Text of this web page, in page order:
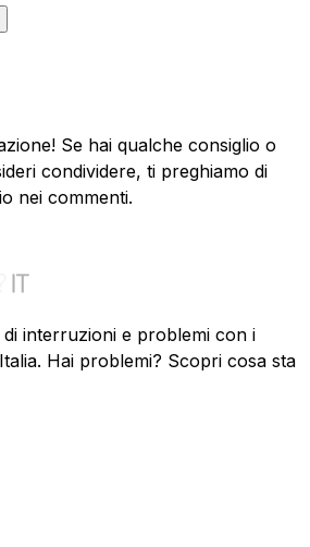
Se hai qualche consiglio o
condividere, ti preghiamo di
nei commenti.
interruzioni e problemi con i
Hai problemi? Scopri cosa sta